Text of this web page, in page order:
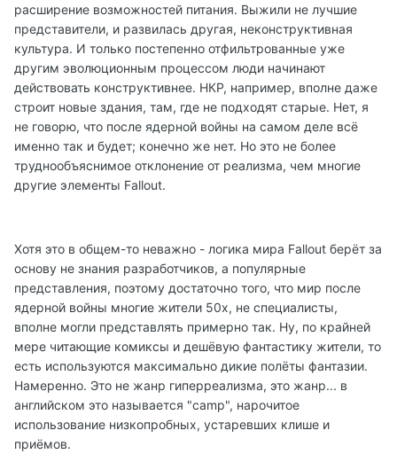
расширение возможностей питания. Выжили не лучшие
представители, и развилась другая, неконструктивная
культура. И только постепенно отфильтрованные уже
другим эволюционным процессом люди начинают
действовать конструктивнее. НКР, например, вполне даже
строит новые здания, там, где не подходят старые. Нет, я
не говорю, что после ядерной войны на самом деле всё
именно так и будет; конечно же нет. Но это не более
труднообъяснимое отклонение от реализма, чем многие
другие элементы Fallout.
Хотя это в общем-то неважно - логика мира Fallout берёт за
основу не знания разработчиков, а популярные
представления, поэтому достаточно того, что мир после
ядерной войны многие жители 50х, не специалисты,
вполне могли представлять примерно так. Ну, по крайней
мере читающие комиксы и дешёвую фантастику жители, то
есть используются максимально дикие полёты фантазии.
Намеренно. Это не жанр гиперреализма, это жанр... в
английском это называется "camp", нарочитое
использование низкопробных, устаревших клише и
приёмов.